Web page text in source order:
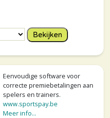
Eenvoudige software voor
correcte premiebetalingen aan
spelers en trainers.
www.sportspay.be
Meer info...